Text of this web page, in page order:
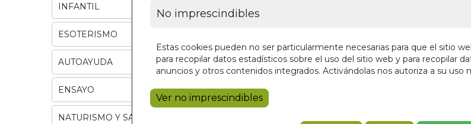
No imprescindibles
Estas cookies pueden no ser particularmente necesarias para que el sitio
para recopilar datos estadísticos sobre el uso del sitio web y para recopilar
anuncios y otros contenidos integrados. Activándolas nos autoriza a su uso
Ver no imprescindibles
INFANTIL
ESOTERISMO
AUTOAYUDA
ENSAYO
NATURISMO Y SALUD